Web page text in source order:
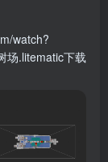
watch?
场.litematic下载